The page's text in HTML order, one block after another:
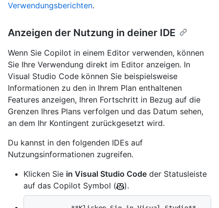
Verwendungsberichten.
Anzeigen der Nutzung in deiner IDE
Wenn Sie Copilot in einem Editor verwenden, können
Sie Ihre Verwendung direkt im Editor anzeigen. In
Visual Studio Code können Sie beispielsweise
Informationen zu den in Ihrem Plan enthaltenen
Features anzeigen, Ihren Fortschritt in Bezug auf die
Grenzen Ihres Plans verfolgen und das Datum sehen,
an dem Ihr Kontingent zurückgesetzt wird.
Du kannst in den folgenden IDEs auf
Nutzungsinformationen zugreifen.
Klicken Sie in Visual Studio Code der Statusleiste
auf das Copilot Symbol (
).